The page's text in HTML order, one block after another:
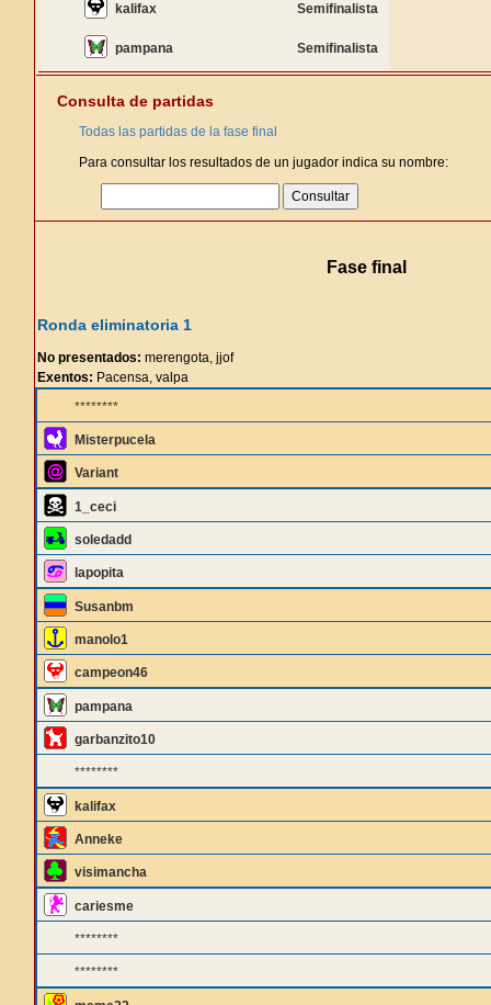
kalifax Semifinalista
pampana Semifinalista
Consulta de partidas
Todas las partidas de la fase final
Para consultar los resultados de un jugador indica su nombre:
Fase final
Ronda eliminatoria 1
No presentados: merengota, jjof
Exentos: Pacensa, valpa
********
Misterpucela
Variant
1_ceci
soledadd
lapopita
Susanbm
manolo1
campeon46
pampana
garbanzito10
********
kalifax
Anneke
visimancha
cariesme
********
********